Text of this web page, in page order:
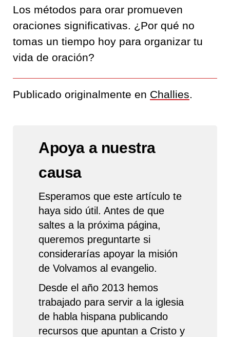
Los métodos para orar promueven
oraciones significativas. ¿Por qué no
tomas un tiempo hoy para organizar tu
vida de oración?
Publicado originalmente en Challies.
Apoya a nuestra
causa
Esperamos que este artículo te
haya sido útil. Antes de que
saltes a la próxima página,
queremos preguntarte si
considerarías apoyar la misión
de Volvamos al evangelio.
Desde el año 2013 hemos
trabajado para servir a la iglesia
de habla hispana publicando
recursos que apuntan a Cristo y